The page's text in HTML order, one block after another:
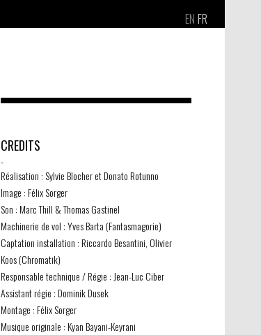
EN FR
CREDITS
-
Réalisation : Sylvie Blocher et Donato Rotunno
Image : Félix Sorger
Son : Marc Thill & Thomas Gastinel
Machinerie de vol : Yves Barta (Fantasmagorie)
Captation installation : Riccardo Besantini, Olivier
Koos (Chromatik)
Responsable technique / Régie : Jean-Luc Ciber
Assistant régie : Dominik Dusek
Montage : Félix Sorger
Musique originale : Kyan Bayani-Keyrani